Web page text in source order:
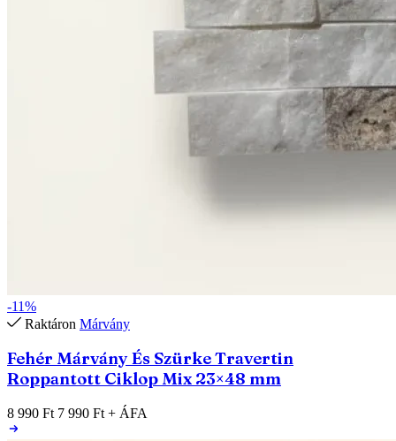
-11%
Raktáron Márvány
Fehér Márvány És Szürke Travertin
Roppantott Ciklop Mix 23×48 mm
8 990 Ft 7 990 Ft + ÁFA